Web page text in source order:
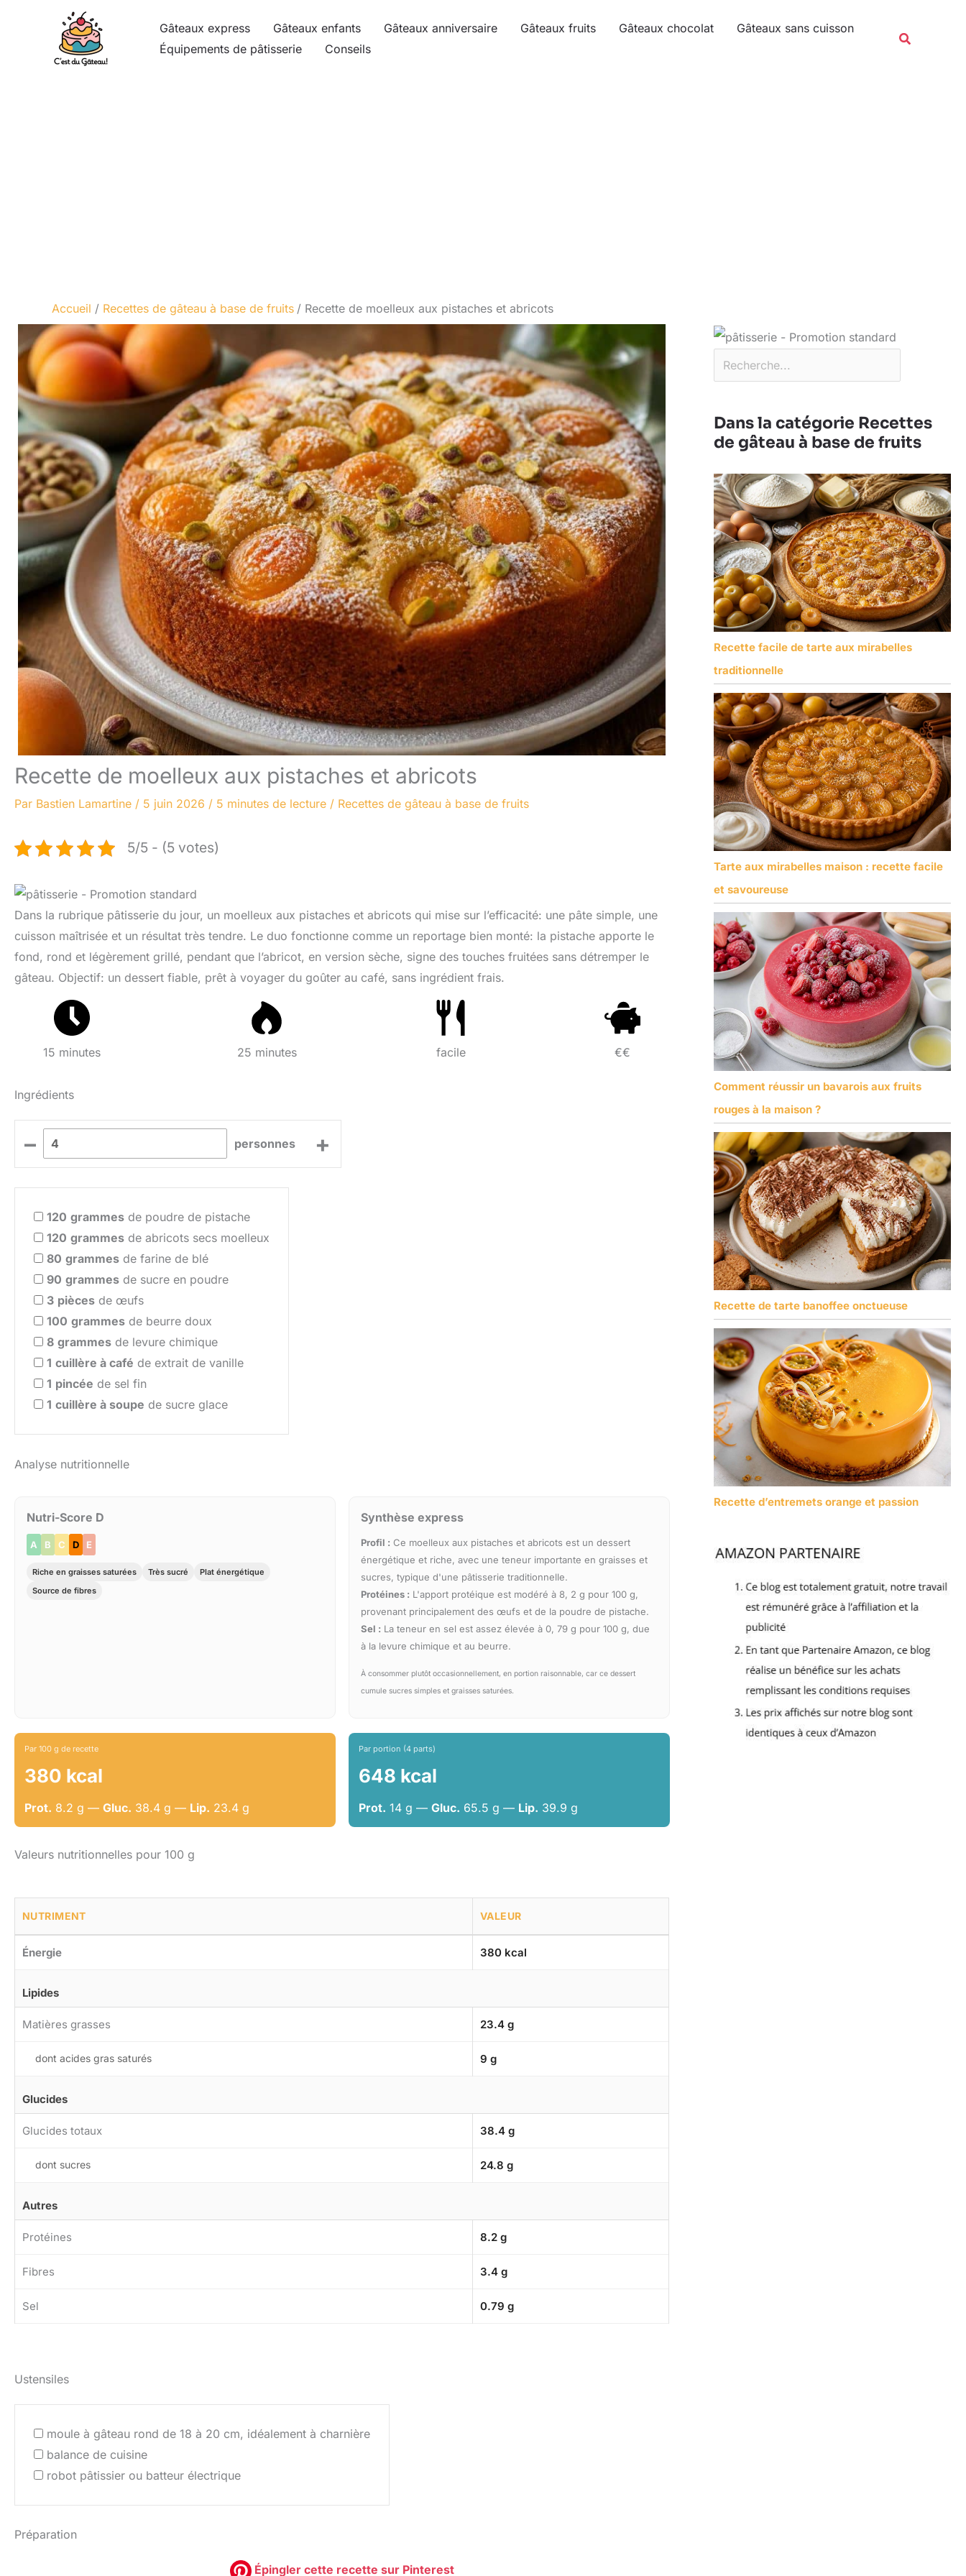
Gâteaux express Gâteaux enfants Gâteaux anniversaire Gâteaux fruits Gâteaux chocolat
Gâteaux sans cuisson
Équipements de pâtisserie
Conseils
Accueil Recettes de gâteau à base de fruits Recette de moelleux aux pistaches et abricots
Recette de moelleux aux pistaches et abricots
Par Bastien Lamartine / 5 juin 2026 / 5 minutes de lecture / Recettes de gâteau à base de fruits
5/5 - (5 votes)
Dans la rubrique pâtisserie du jour, un moelleux aux pistaches et abricots qui mise sur l’efficacité: une pâte simple, une
cuisson maîtrisée et un résultat très tendre. Le duo fonctionne comme un reportage bien monté: la pistache apporte le
fond, rond et légèrement grillé, pendant que l’abricot, en version sèche, signe des touches fruitées sans détremper le
gâteau. Objectif: un dessert fiable, prêt à voyager du goûter au café, sans ingrédient frais.
15 minutes 25 minutes facile €€
Ingrédients
– personnes +
120 grammes de poudre de pistache
120 grammes de abricots secs moelleux
80 grammes de farine de blé
90 grammes de sucre en poudre
3 pièces de œufs
100 grammes de beurre doux
8 grammes de levure chimique
1 cuillère à café de extrait de vanille
1 pincée de sel fin
1 cuillère à soupe de sucre glace
Analyse nutritionnelle
Nutri-Score D
A B C D E
Riche en graisses saturées Très sucré
Plat énergétique
Source de fibres
Synthèse express
Profil : Ce moelleux aux pistaches et abricots est un dessert
énergétique et riche, avec une teneur importante en graisses et
sucres, typique d'une pâtisserie traditionnelle.
Protéines : L'apport protéique est modéré à 8, 2 g pour 100 g,
provenant principalement des œufs et de la poudre de pistache.
Sel : La teneur en sel est assez élevée à 0, 79 g pour 100 g, due
à la levure chimique et au beurre.
À consommer plutôt occasionnellement, en portion raisonnable, car ce dessert
cumule sucres simples et graisses saturées.
Par 100 g de recette
380 kcal
Prot. 8.2 g — Gluc. 38.4 g — Lip. 23.4 g
Par portion (4 parts)
648 kcal
Prot. 14 g —Gluc. 65.5 g — Lip. 39.9 g
Valeurs nutritionnelles pour 100 g
NUTRIMENT VALEUR
Énergie 380 kcal
Lipides
Matières grasses 23.4 g
dont acides gras saturés 9 g
Glucides
Glucides totaux 38.4 g
dont sucres 24.8 g
Autres
Protéines 8.2 g
Fibres 3.4 g
Sel 0.79 g
Ustensiles
moule à gâteau rond de 18 à 20 cm, idéalement à charnière
balance de cuisine
robot pâtissier ou batteur électrique
Préparation
Épingler cette recette sur Pinterest
Dans la catégorie Recettes
de gâteau à base de fruits
Recette facile de tarte aux mirabelles
traditionnelle
Tarte aux mirabelles maison : recette facile
et savoureuse
Comment réussir un bavarois aux fruits
rouges à la maison ?
Recette de tarte banoffee onctueuse
Recette d’entremets orange et passion